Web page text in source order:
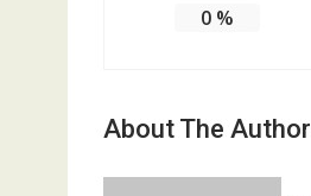
0%
About The Author